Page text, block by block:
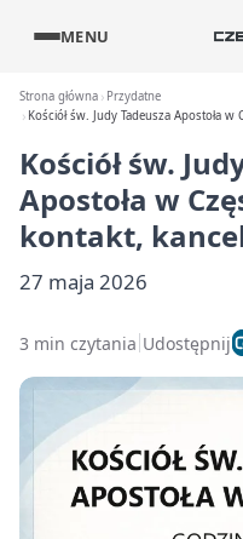
MENU
Strona główna
Przydatne
Kościół św. Judy Tadeusza Apostoła
Kościół św.
Apostoła w
kontakt,
27 maja 2026
3 min czytania Udostępnij